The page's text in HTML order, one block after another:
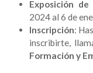
Exposición
2024 al 6 de
Inscripción:
inscribirte,
Formación y